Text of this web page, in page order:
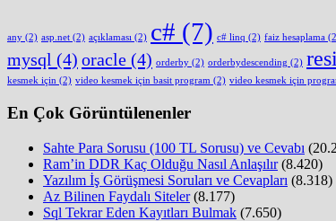
any (2) asp.net (2) açıklaması (2) c# (7) c# linq (2) faiz hesaplama
mysql (4) oracle (4) orderby (2) orderbydescending (2)
kesmek için (2) video kesmek için basit program (2) video kesmek için
En Çok Görüntülenenler
Sahte Para Sorusu (100 TL Sorusu) ve Cevabı
Ram’in DDR Kaç Olduğu Nasıl Anlaşılır (8.420)
Yazılım İş Görüşmesi Soruları ve Cevapları (8.318)
Az Bilinen Faydalı Siteler (8.177)
Sql Tekrar Eden Kayıtları Bulmak (7.650)